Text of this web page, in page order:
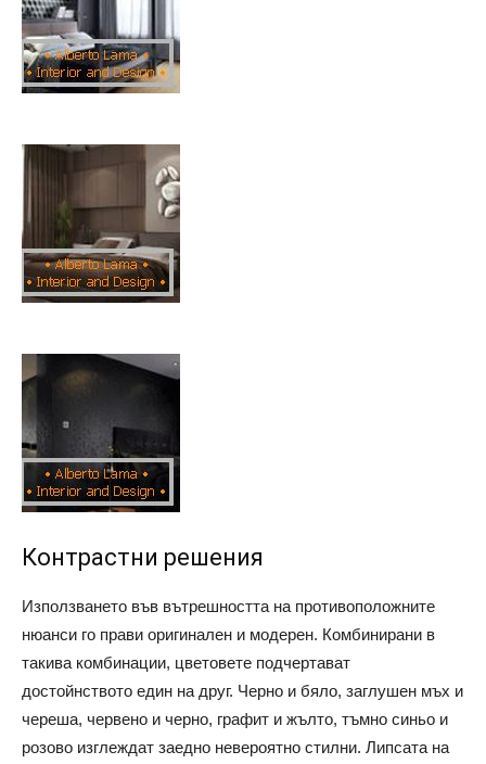
Контрастни решения
Използването във вътрешността на противоположните
нюанси го прави оригинален и модерен. Комбинирани в
такива комбинации, цветовете подчертават
достойнството един на друг. Черно и бяло, заглушен мъх и
череша, червено и черно, графит и жълто, тъмно синьо и
розово изглеждат заедно невероятно стилни. Липсата на